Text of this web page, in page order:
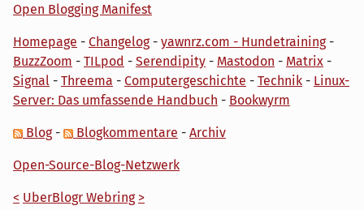
Open Blogging Manifest
Homepage - Changelog- yawnrz.com - Hundetraining-
BuzzZoom - TILpod - Serendipity - Mastodon - Matrix -
Signal - Threema - Computergeschichte - Technik - Linux-
Server: Das umfassende Handbuch - Bookwyrm
Blog- Blogkommentare - Archiv
Open-Source-Blog-Netzwerk
< UberBlogr Webring >